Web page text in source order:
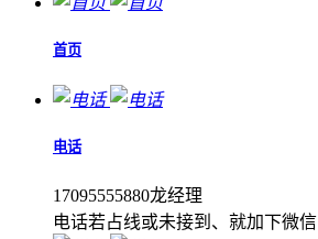
首页
电话
17095555880龙经理
电话若占线或未接到、就加下微信